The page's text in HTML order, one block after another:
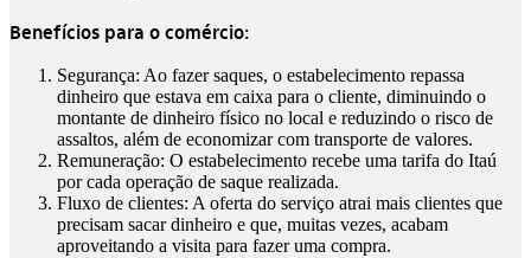
Benefícios para o comércio:
Segurança: Ao fazer saques, o estabelecimento repassa
dinheiro que estava em caixa para o cliente, diminuindo o
montante de dinheiro físico no local e reduzindo o risco de
assaltos, além de economizar com transporte de valores.
Remuneração: O estabelecimento recebe uma tarifa do Itaú
por cada operação de saque realizada.
Fluxo de clientes: A oferta do serviço atrai mais clientes que
precisam sacar dinheiro e que, muitas vezes, acabam
aproveitando a visita para fazer uma compra.